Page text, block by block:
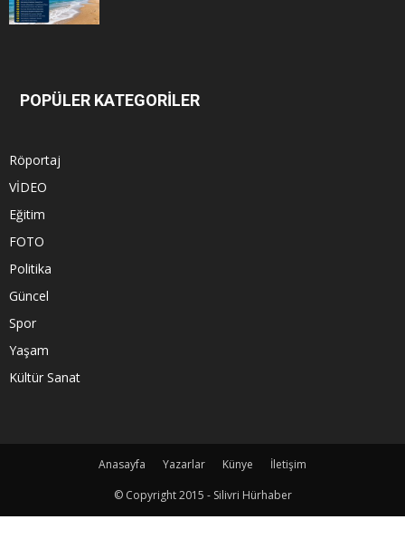
POPÜLER KATEGORİLER
Röportaj
VİDEO
Eğitim
FOTO
Politika
Güncel
Spor
Yaşam
Kültür Sanat
Anasayfa Yazarlar Künye
İletişim
© Copyright 2015 - Silivri Hürhaber